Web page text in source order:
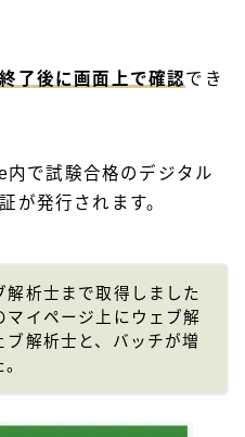
了後に画面上で確認でき
で試験合格のデジタル
が発行されます。
解析士まで取得しました
マイページ上にウェブ解
解析士と、バッチが増